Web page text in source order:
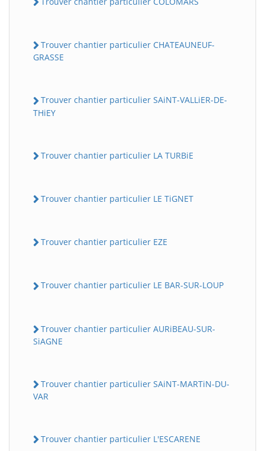
Trouver chantier particulier CHATEAUNEUF-
GRASSE
Trouver chantier particulier SAiNT-VALLiER-DE-
THiEY
Trouver chantier particulier LA TURBiE
Trouver chantier particulier LE TiGNET
Trouver chantier particulier EZE
Trouver chantier particulier LE BAR-SUR-LOUP
Trouver chantier particulier AURiBEAU-SUR-
SiAGNE
Trouver chantier particulier SAiNT-MARTiN-DU-
VAR
Trouver chantier particulier L'ESCARENE